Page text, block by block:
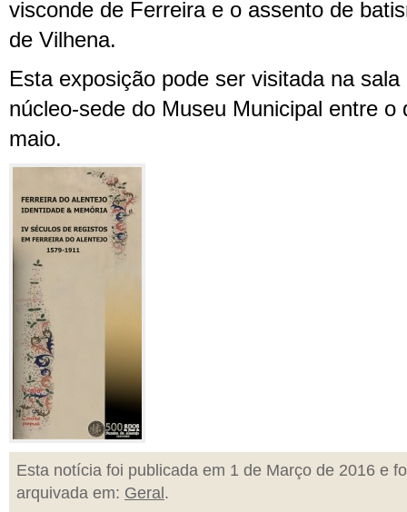
visconde de Ferreira e o assento de
de Vilhena.
Esta exposição pode ser visitada na
núcleo-sede do Museu Municipal entre o
maio.
Esta notícia foi publicada em 1 de Março de 2016 e
arquivada em: Geral .